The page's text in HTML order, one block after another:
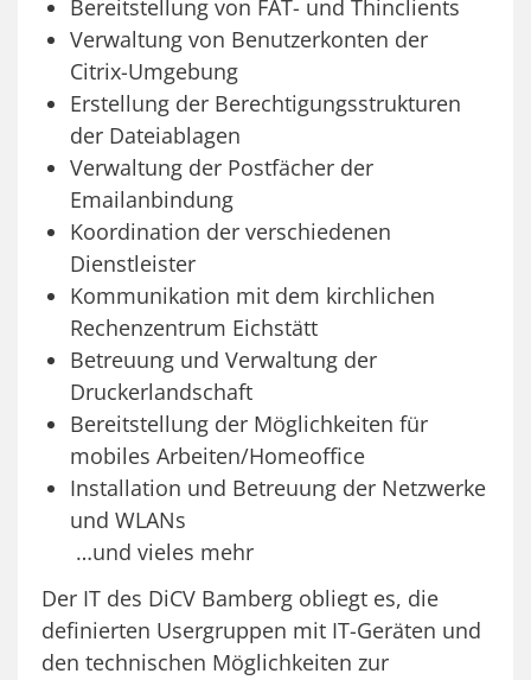
Bereitstellung von FAT- und Thinclients
Verwaltung von Benutzerkonten der
Citrix-Umgebung
Erstellung der Berechtigungsstrukturen
der Dateiablagen
Verwaltung der Postfächer der
Emailanbindung
Koordination der verschiedenen
Dienstleister
Kommunikation mit dem kirchlichen
Rechenzentrum Eichstätt
Betreuung und Verwaltung der
Druckerlandschaft
Bereitstellung der Möglichkeiten für
mobiles Arbeiten/Homeoffice
Installation und Betreuung der Netzwerke
und WLANs
…und vieles mehr
Der IT des DiCV Bamberg obliegt es, die
definierten Usergruppen mit IT-Geräten und
den technischen Möglichkeiten zur